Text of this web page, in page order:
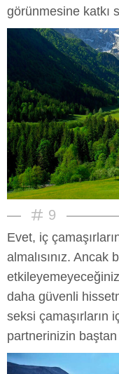
görünmesine katkı
9
Evet, iç
almalısınız. Ancak
daha güvenli
seksi çamaşırların
partnerinizin baştan